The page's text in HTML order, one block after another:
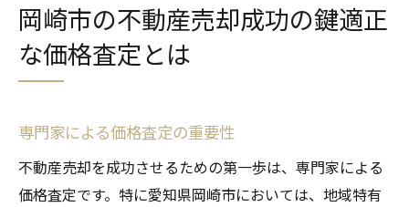
岡崎市の不動産売却成功の鍵適正
な価格査定とは
専門家による価格査定の重要性
不動産売却を成功させるための第一歩は、専門家による
価格査定です。特に愛知県岡崎市においては、地域特有